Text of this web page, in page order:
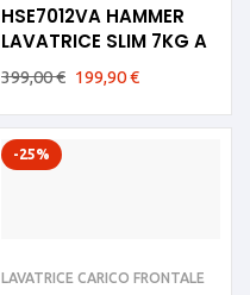
HSE7012VA HAMMER
LAVATRICE SLIM 7KG A
399,00€ 199,90€
-25%
LAVATRICE CARICO FRONTALE